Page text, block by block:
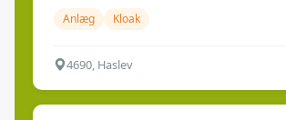
Anlæg Kloak
4690, Haslev